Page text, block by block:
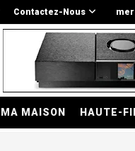
Contactez-Nous
MAISON HAUTE-